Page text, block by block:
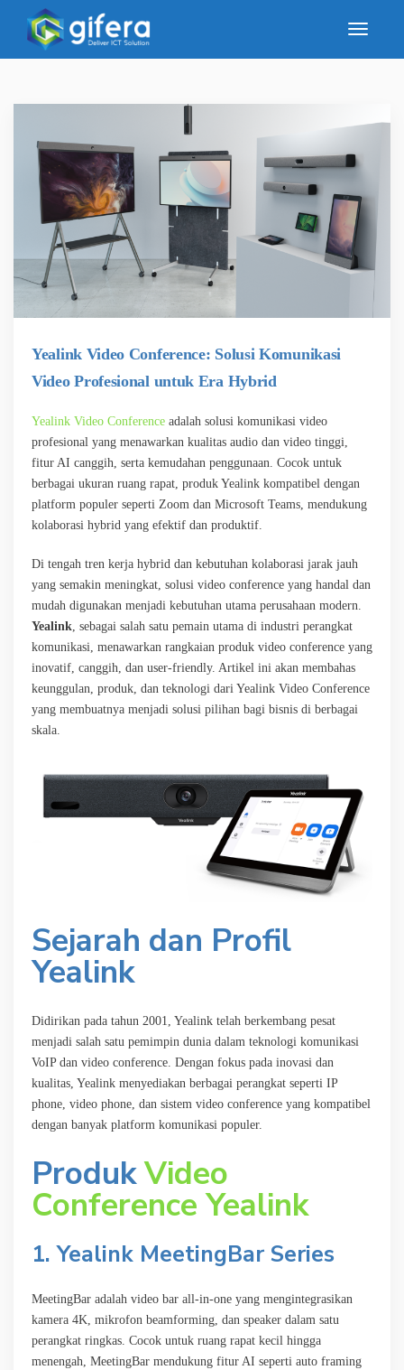
Yealink Video Conference: Solusi Komunikasi
Video Profesional untuk Era Hybrid
Yealink Video Conference adalah solusi komunikasi video
profesional yang menawarkan kualitas audio dan video tinggi,
fitur AI canggih, serta kemudahan penggunaan. Cocok untuk
berbagai ukuran ruang rapat, produk Yealink kompatibel dengan
platform populer seperti Zoom dan Microsoft Teams, mendukung
kolaborasi hybrid yang efektif dan produktif.
Di tengah tren kerja hybrid dan kebutuhan kolaborasi jarak jauh
yang semakin meningkat, solusi video conference yang handal dan
mudah digunakan menjadi kebutuhan utama perusahaan modern.
Yealink , sebagai salah satu pemain utama di industri perangkat
komunikasi, menawarkan rangkaian produk video conference yang
inovatif, canggih, dan user-friendly. Artikel ini akan membahas
keunggulan, produk, dan teknologi dari Yealink Video Conference
yang membuatnya menjadi solusi pilihan bagi bisnis di berbagai
skala.
Sejarah dan Profil
Yealink
Didirikan pada tahun 2001, Yealink telah berkembang pesat
menjadi salah satu pemimpin dunia dalam teknologi komunikasi
VoIP dan video conference. Dengan fokus pada inovasi dan
kualitas, Yealink menyediakan berbagai perangkat seperti IP
phone, video phone, dan sistem video conference yang kompatibel
dengan banyak platform komunikasi populer.
ProdukVideo
Conference Yealink
1.Yealink MeetingBar Series
MeetingBar adalah video bar all-in-one yang mengintegrasikan
kamera 4K, mikrofon beamforming, dan speaker dalam satu
perangkat ringkas. Cocok untuk ruang rapat kecil hingga
menengah, MeetingBar mendukung fitur AI seperti auto framing